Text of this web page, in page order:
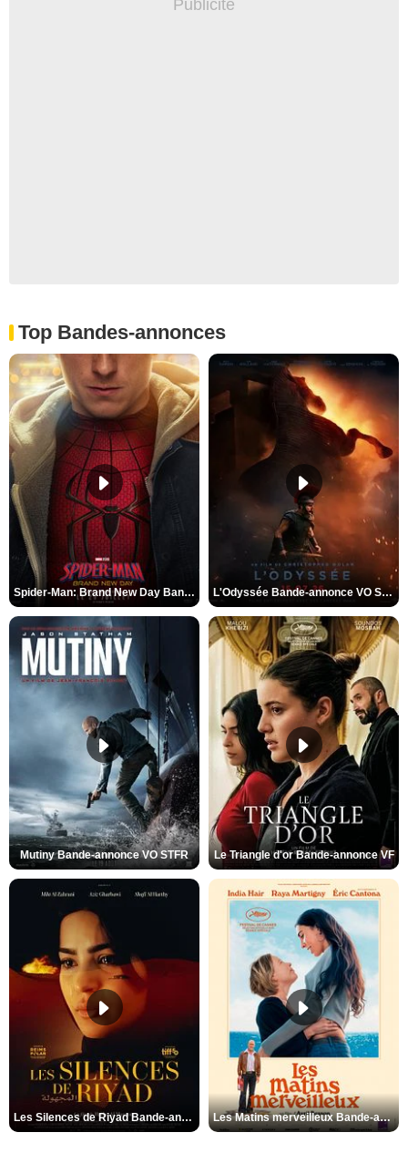
Top Bandes-annonces
Spider-Man: Brand New Day Bande-annonce VO STFR L'Odyssée Bande-annonce VO STFR
Mutiny Bande-annonce VO STFR Le Triangle d'or Bande-annonce VF
Les Silences de Riyad Bande-annonce VO STFR Les Matins merveilleux Bande-annonce VF